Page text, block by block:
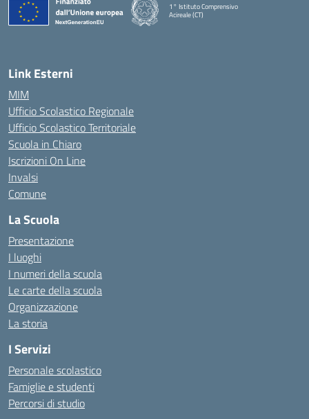
1° Istituto Comprensivo
Acireale (CT)
Link Esterni
MIM
Ufficio Scolastico Regionale
Ufficio Scolastico Territoriale
Scuola in Chiaro
Iscrizioni On Line
Invalsi
Comune
La Scuola
Presentazione
I luoghi
I numeri della scuola
Le carte della scuola
Organizzazione
La storia
I Servizi
Personale scolastico
Famiglie e studenti
Percorsi di studio